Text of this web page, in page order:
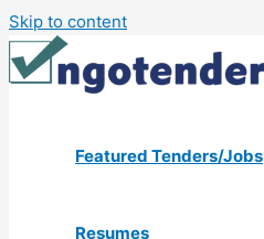
Skip to content
Featured Tenders/Jobs
Resumes